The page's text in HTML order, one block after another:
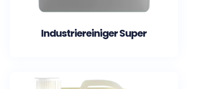
Industriereiniger Super